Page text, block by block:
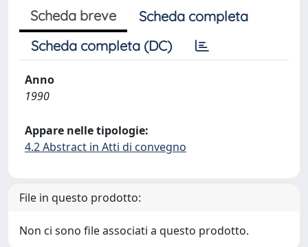
Scheda breve
Scheda completa
Scheda completa (DC)
Anno
1990
Appare nelle tipologie:
4.2 Abstract in Atti di convegno
File in questo prodotto:
Non ci sono file associati a questo prodotto.